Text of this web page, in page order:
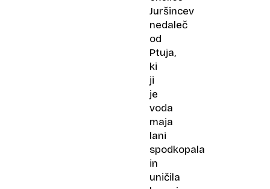
Juršincev
nedaleč
od
Ptuja,
ki
ji
je
voda
maja
lani
spodkopala
in
uničila